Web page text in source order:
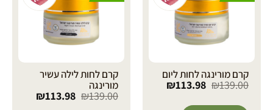
קרם מורינגה לחות ליום
₪139.00
₪113.98
קרם לחות לילה עשיר
מורינגה
₪139.00
₪113.98